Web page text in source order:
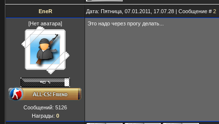
EneR Дата: Пятница, 07.01.2011, 17.07.28 | Сообщение # 2
[Нет аватара]
Сообщений: 5126
Награды: 0
Это надо через прогу делать...